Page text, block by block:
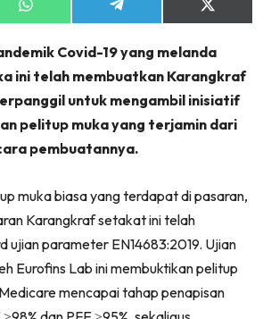
Share
on
Share
on
Share
on
(Twitter)
Covid-19 yang melanda
ini telah membuatkan Karangkraf
untuk mengambil inisiatif
pelitup muka yang terjamin dari
pembuatannya.
muka biasa yang terdapat di pasaran,
Karangkraf setakat ini telah
ujian parameter EN14683:2019. Ujian
Eurofins Lab ini membuktikan pelitup
mencapai tahap penapisan